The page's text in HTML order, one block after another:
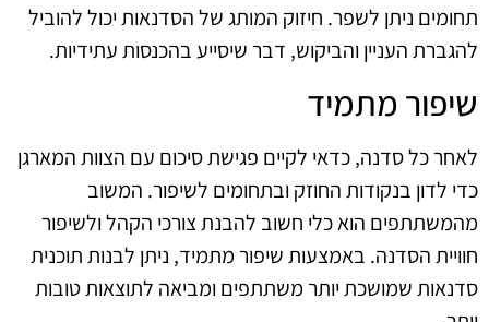
תחומים ניתן לשפר. חיזוק המותג של הסדנאות יכול להוביל
להגברת העניין והביקוש, דבר שיסייע בהכנסות עתידיות.
שיפור מתמיד
לאחר כל סדנה, כדאי לקיים פגישת סיכום עם הצוות המארגן
כדי לדון בנקודות החוזק ובתחומים לשיפור. המשוב
מהמשתתפים הוא כלי חשוב להבנת צורכי הקהל ולשיפור
חוויית הסדנה. באמצעות שיפור מתמיד, ניתן לבנות תוכנית
סדנאות שמושכת יותר משתתפים ומביאה לתוצאות טובות